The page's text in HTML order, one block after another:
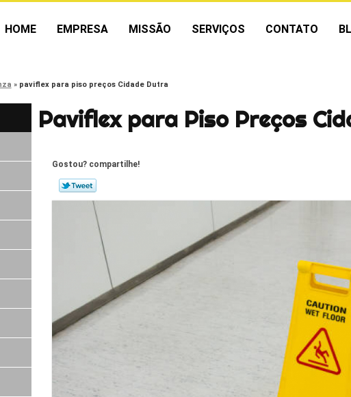
HOME EMPRESA MISSÃO SERVIÇOS CONTATO
paviflex para piso preços Cidade Dutra
Paviflex para Piso Preços
Gostou? compartilhe!